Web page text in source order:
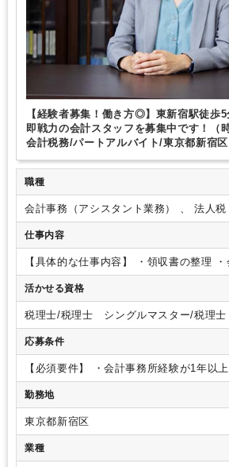
【経験者募集！働き方◎】東新宿駅徒歩
即戦力の会計スタッフを募集中です！（
会計税務/パートアルバイト/東京都新宿区
職種
会計事務（アシ
仕事内容
【具体的な仕事内容】 ・領収書の整理
申告書の作成・顧客対応（ご希望に応じ
の定める業務
活かせる資格
税理士/税理士 シングルマスター/税理
理士試験 １科目合格/税理士試験 ３
４科目合格/日商簿記 １級/日商簿記 ２
応募条件
【必須要件】 ・会計事務所経験が1年以上
持ちの方
勤務地
東京都新宿区
業種